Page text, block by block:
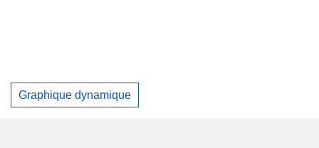
Graphique dynamique